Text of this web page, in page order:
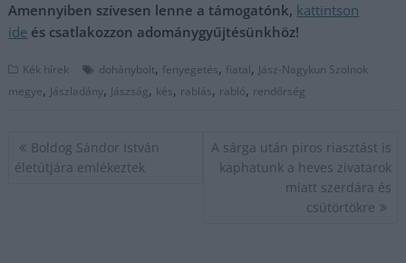
Amennyiben szívesen lenne a támogatónk, kattintson
ide és csatlakozzon adománygyűjtésünkhöz!
Kék hírek dohánybolt, fenyegetés, fiatal, Jász-Nagykun Szolnok
megye, Jászladány, Jászság, kés, rablás, rabló, rendőrség
Bejegyzés
navigáció
Boldog Sándor István
életútjára emlékeztek
A sárga után piros riasztást is
kaphatunk a heves zivatarok
miatt szerdára és
csütörtökre